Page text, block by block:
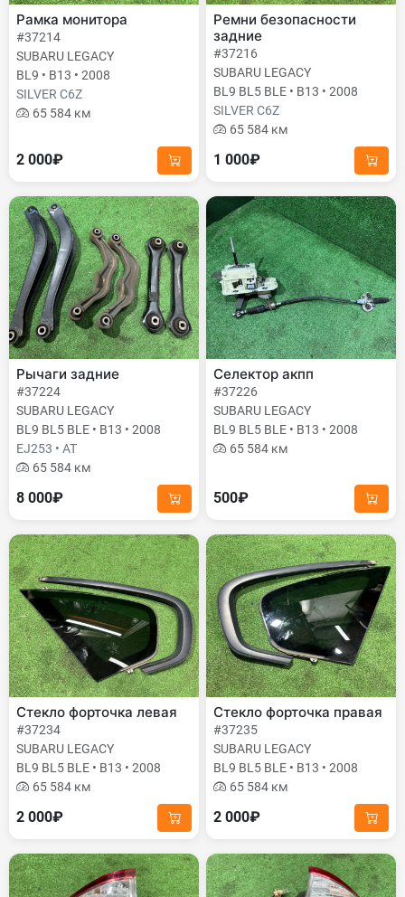
Рамка монитора
#37214
SUBARU LEGACY
BL9 • B13 • 2008
SILVER C6Z
65 584 км
2 000₽
Ремни безопасности
задние
#37216
SUBARU LEGACY
BL9 BL5 BLE • B13 • 2008
SILVER C6Z
65 584 км
1 000₽
Рычаги задние
#37224
SUBARU LEGACY
BL9 BL5 BLE • B13 • 2008
EJ253 • AT
65 584 км
8 000₽
Селектор акпп
#37226
SUBARU LEGACY
BL9 BL5 BLE • B13 • 2008
65 584 км
500₽
Стекло форточка левая
#37234
SUBARU LEGACY
BL9 BL5 BLE • B13 • 2008
65 584 км
2 000₽
Стекло форточка правая
#37235
SUBARU LEGACY
BL9 BL5 BLE • B13 • 2008
65 584 км
2 000₽